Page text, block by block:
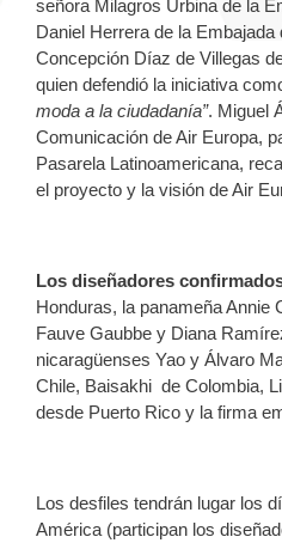
señora Milagros Urbina de la
Daniel Herrera de la
Concepción Díaz de Villegas
quien defendió la iniciativa
moda a la ciudadanía”. Miguel
Comunicación de Air Europa,
Pasarela Latinoamericana,
el proyecto y la visión de Air
Los diseñadores
Honduras, la panameña Annie
Fauve Gaubbe y Diana
nicaragüenses Yao y Álvaro
Chile, Baisakhi de Colombia,
desde Puerto Rico y la firma
Los desfiles tendrán lugar los
América (participan los